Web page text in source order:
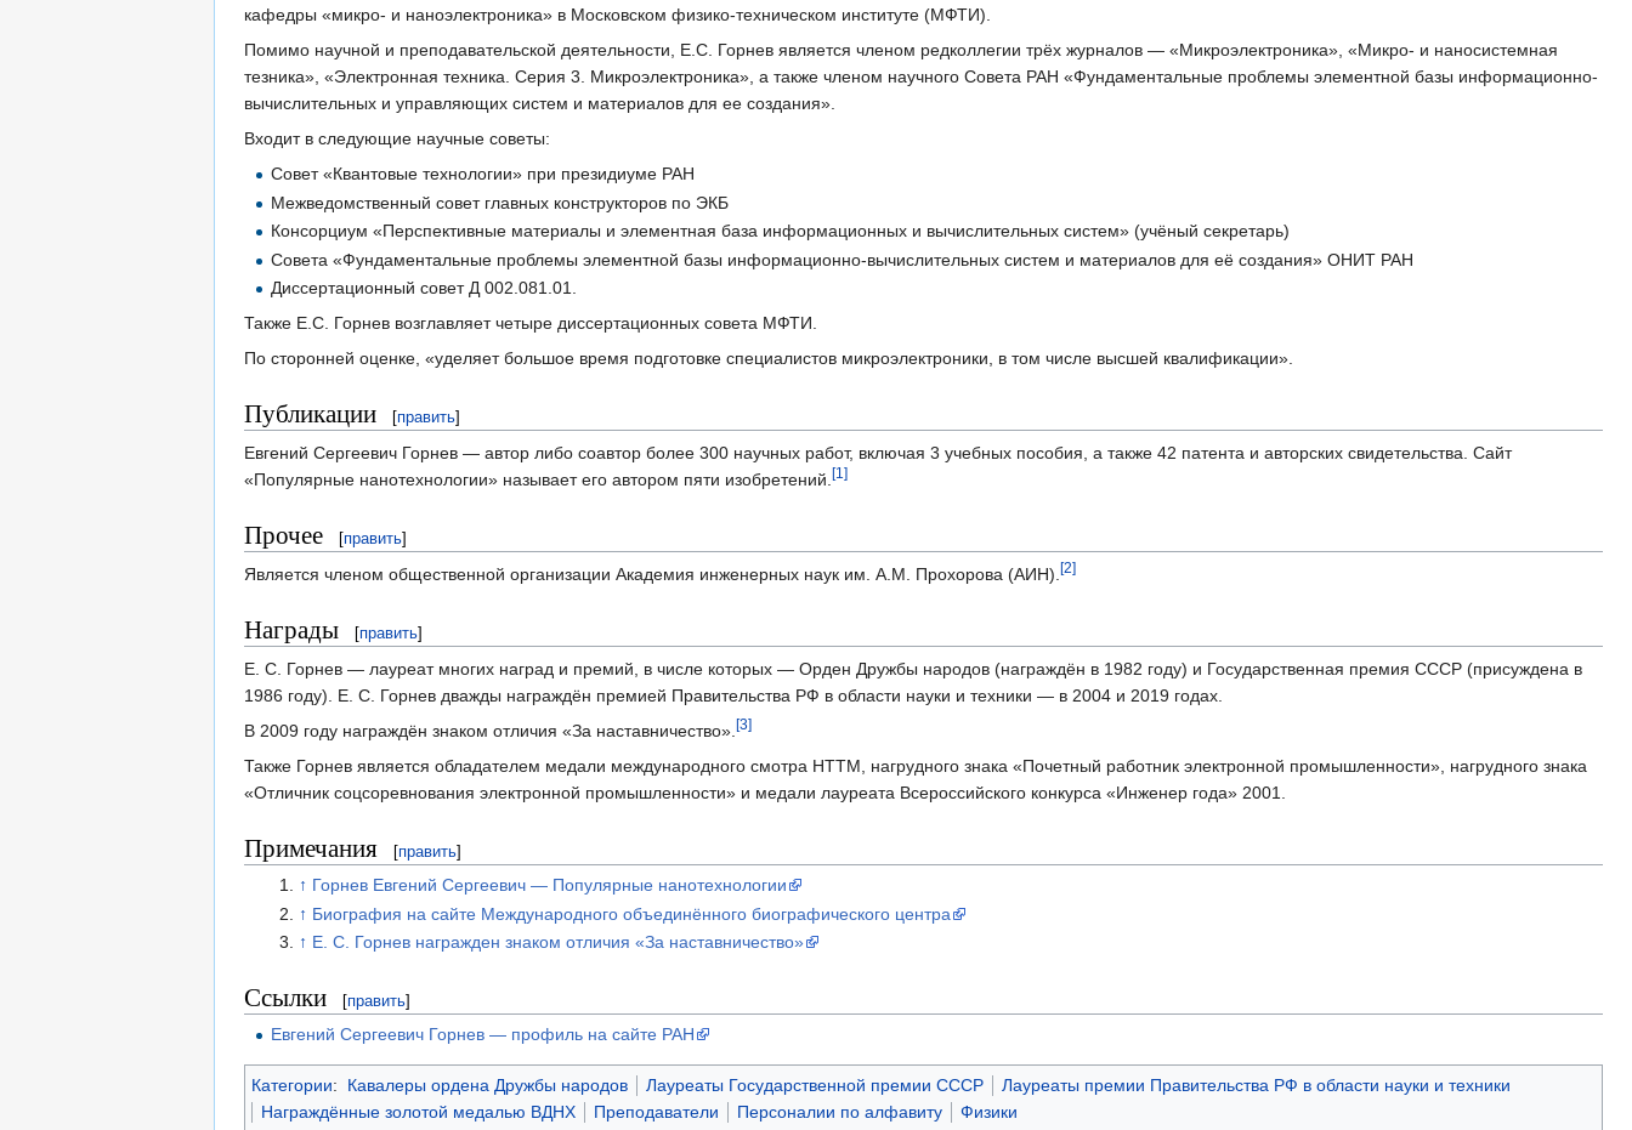
кафедры «микро- и наноэлектроника» в Московском физико-техническом институте (МФТИ).
Помимо научной и преподавательской деятельности, Е.С. Горнев является членом редколлегии трёх журналов — «Микроэлектроника», «Микро- и наносистемная
тезника», «Электронная техника. Серия 3. Микроэлектроника», а также членом научного Совета РАН «Фундаментальные проблемы элементной базы информационно-
вычислительных и управляющих систем и материалов для ее создания».
Входит в следующие научные советы:
Совет «Квантовые технологии» при президиуме РАН
Межведомственный совет главных конструкторов по ЭКБ
Консорциум «Перспективные материалы и элементная база информационных и вычислительных систем» (учёный секретарь)
Совета «Фундаментальные проблемы элементной базы информационно-вычислительных систем и материалов для её создания» ОНИТ РАН
Диссертационный совет Д 002.081.01.
Также Е.С. Горнев возглавляет четыре диссертационных совета МФТИ.
По сторонней оценке, «уделяет большое время подготовке специалистов микроэлектроники, в том числе высшей квалификации».
Публикации [править]
Евгений Сергеевич Горнев — автор либо соавтор более 300 научных работ, включая 3 учебных пособия, а также 42 патента и авторских свидетельства. Сайт
«Популярные нанотехнологии» называет его автором пяти изобретений. [1]
Прочее [править]
Является членом общественной организации Академия инженерных наук им. А.М. Прохорова (АИН). [2]
Награды [править]
Е. С. Горнев — лауреат многих наград и премий, в числе которых — Орден Дружбы народов (награждён в 1982 году) и Государственная премия СССР (присуждена в
1986 году). Е. С. Горнев дважды награждён премией Правительства РФ в области науки и техники — в 2004 и 2019 годах.
В 2009 году награждён знаком отличия «За наставничество». [3]
Также Горнев является обладателем медали международного смотра НТТМ, нагрудного знака «Почетный работник электронной промышленности», нагрудного знака
«Отличник соцсоревнования электронной промышленности» и медали лауреата Всероссийского конкурса «Инженер года» 2001.
Примечания [править]
↑ Горнев Евгений Сергеевич — Популярные нанотехнологии
↑ Биография на сайте Международного объединённого биографического центра
↑ Е. С. Горнев награжден знаком отличия «За наставничество»
Ссылки [править]
Евгений Сергеевич Горнев — профиль на сайте РАН
Категории: Кавалеры ордена Дружбы народов Лауреаты Государственной премии СССР
Лауреаты премии Правительства РФ в области науки и техники
Награждённые золотой медалью ВДНХ
Преподаватели Персоналии по алфавиту Физики